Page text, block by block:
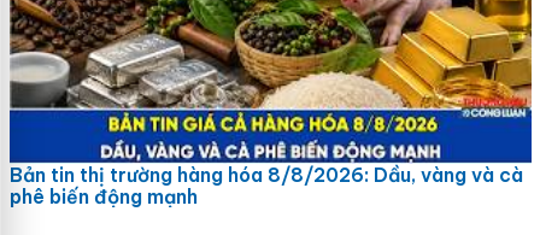
Bản tin thị trường hàng hóa 8/8/2026: Dầu, vàng và cà
phê biến động mạnh